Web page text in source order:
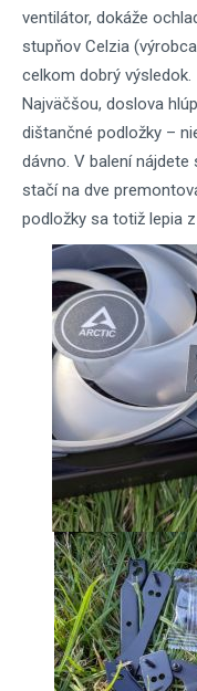
ventilátor, dokáže
stupňov Celzia
celkom dobrý výsledok.
Najväčšou, doslova
dištančné podložky –
dávno. V balení
stačí na dve
podložky sa totiž lepia